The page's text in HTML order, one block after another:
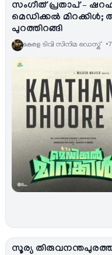
സംഗീത് പ്രതാപ് –
മെഡിക്കൽ മിറക്കിൾ;
പുറത്തിറങ്ങി
കേരള ടിവി സിനിമ ഡെസ്ക്
സൂര്യ